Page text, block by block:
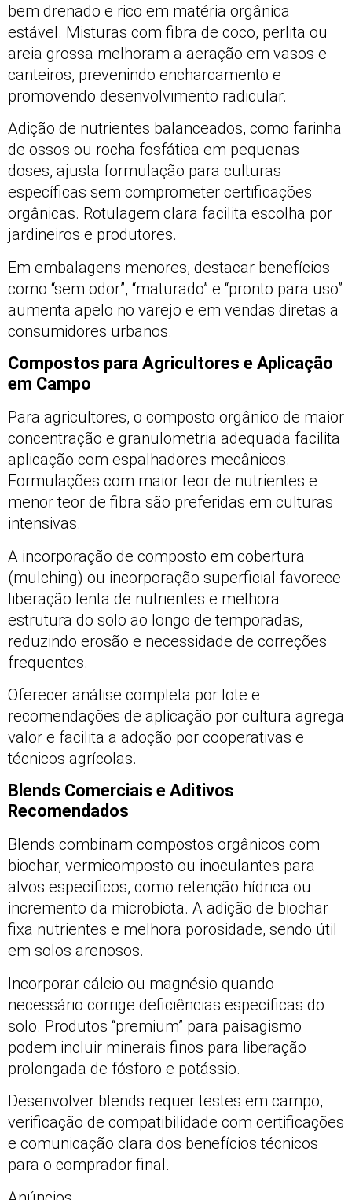
bem drenado e rico em matéria orgânica
estável. Misturas com fibra de coco, perlita ou
areia grossa melhoram a aeração em vasos e
canteiros, prevenindo encharcamento e
promovendo desenvolvimento radicular.
Adição de nutrientes balanceados, como farinha
de ossos ou rocha fosfática em pequenas
doses, ajusta formulação para culturas
específicas sem comprometer certificações
orgânicas. Rotulagem clara facilita escolha por
jardineiros e produtores.
Em embalagens menores, destacar benefícios
como “sem odor”, “maturado” e “pronto para uso”
aumenta apelo no varejo e em vendas diretas a
consumidores urbanos.
Compostos para Agricultores e Aplicação
em Campo
Para agricultores, o composto orgânico de maior
concentração e granulometria adequada facilita
aplicação com espalhadores mecânicos.
Formulações com maior teor de nutrientes e
menor teor de fibra são preferidas em culturas
intensivas.
A incorporação de composto em cobertura
(mulching) ou incorporação superficial favorece
liberação lenta de nutrientes e melhora
estrutura do solo ao longo de temporadas,
reduzindo erosão e necessidade de correções
frequentes.
Oferecer análise completa por lote e
recomendações de aplicação por cultura agrega
valor e facilita a adoção por cooperativas e
técnicos agrícolas.
Blends Comerciais e Aditivos
Recomendados
Blends combinam compostos orgânicos com
biochar, vermicomposto ou inoculantes para
alvos específicos, como retenção hídrica ou
incremento da microbiota. A adição de biochar
fixa nutrientes e melhora porosidade, sendo útil
em solos arenosos.
Incorporar cálcio ou magnésio quando
necessário corrige deficiências específicas do
solo. Produtos “premium” para paisagismo
podem incluir minerais finos para liberação
prolongada de fósforo e potássio.
Desenvolver blends requer testes em campo,
verificação de compatibilidade com certificações
e comunicação clara dos benefícios técnicos
para o comprador final.